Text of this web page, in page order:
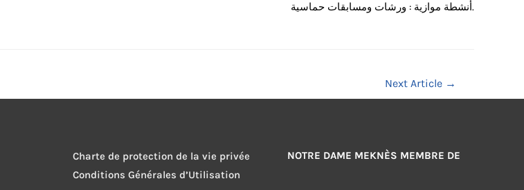
​ أنشطة موازية : ورشات ومسابقات حماسية.
Next Article →
Charte de protection de la vie privée
Conditions Générales d’Utilisation
NOTRE DAME MEKNÈS MEMBRE DE